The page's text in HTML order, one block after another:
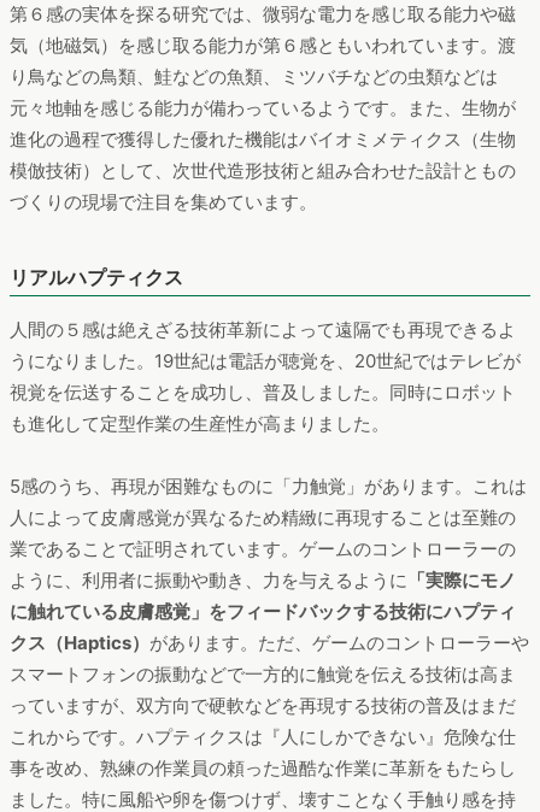
第６感の実体を探る研究では、微弱な電力を感じ取る能力や磁
気（地磁気）を感じ取る能力が第６感ともいわれています。渡
り鳥などの鳥類、鮭などの魚類、ミツバチなどの虫類などは
元々地軸を感じる能力が備わっているようです。また、生物が
進化の過程で獲得した優れた機能はバイオミメティクス（生物
模倣技術）として、次世代造形技術と組み合わせた設計ともの
づくりの現場で注目を集めています。
リアルハプティクス
人間の５感は絶えざる技術革新によって遠隔でも再現できるよ
うになりました。19世紀は電話が聴覚を、20世紀ではテレビが
視覚を伝送することを成功し、普及しました。同時にロボット
も進化して定型作業の生産性が高まりました。
5感のうち、再現が困難なものに「力触覚」があります。これは
人によって皮膚感覚が異なるため精緻に再現することは至難の
業であることで証明されています。ゲームのコントローラーの
ように、利用者に振動や動き、力を与えるように 「実際にモノ
に触れている皮膚感覚」をフィードバックする技術にハプティ
クス（Haptics） があります。ただ、ゲームのコントローラーや
スマートフォンの振動などで一方的に触覚を伝える技術は高ま
っていますが、双方向で硬軟などを再現する技術の普及はまだ
これからです。ハプティクスは『人にしかできない』危険な仕
事を改め、熟練の作業員の頼った過酷な作業に革新をもたらし
ました。特に風船や卵を傷つけず、壊すことなく手触り感を持